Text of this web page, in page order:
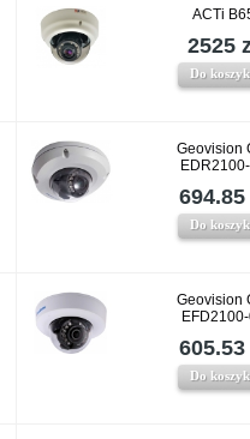
ACTi
2525
Do
Geovision
694.85
Do
Geovision
605.53
Do